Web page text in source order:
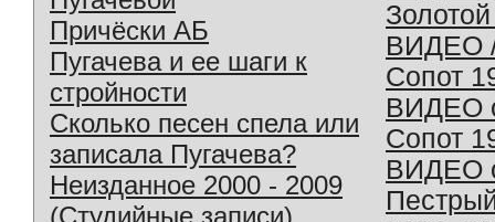
Причёски АБ
Пугачева и ее шаги к
стройности
Сколько песен спела или
записала Пугачева?
Неизданное 2000 - 2009
(Студийные записи)
ВИДЕО
Сопот
ВИДЕО
Сопот
ВИДЕО